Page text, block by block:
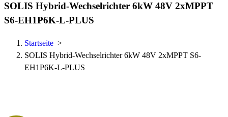
SOLIS Hybrid-Wechselrichter 6kW 48V 2xMPPT
S6-EH1P6K-L-PLUS
Startseite >
SOLIS Hybrid-Wechselrichter 6kW 48V 2xMPPT S6-
EH1P6K-L-PLUS